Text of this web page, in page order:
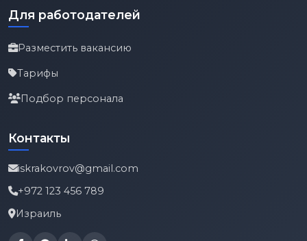
Для работодателей
Разместить вакансию
Тарифы
Подбор персонала
Контакты
iskrakovrov@gmail.com
+972 123 456 789
Израиль